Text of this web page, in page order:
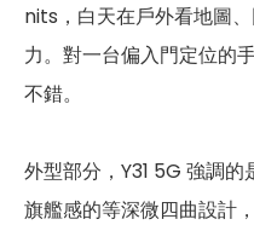
nits，白天在戶外看地圖
力。對一台偏入門定位的
不錯。
外型部分，Y31 5G 強調
旗艦感的等深微四曲設計